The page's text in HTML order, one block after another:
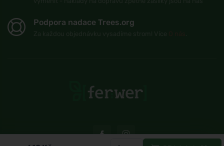
Podpora nadace Trees.org